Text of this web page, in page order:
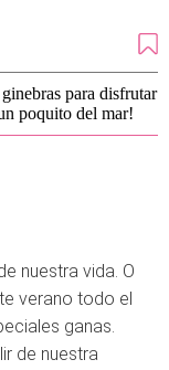
para disfrutar
poquito del mar!
nuestra vida. O
verano todo el
ganas.
de nuestra